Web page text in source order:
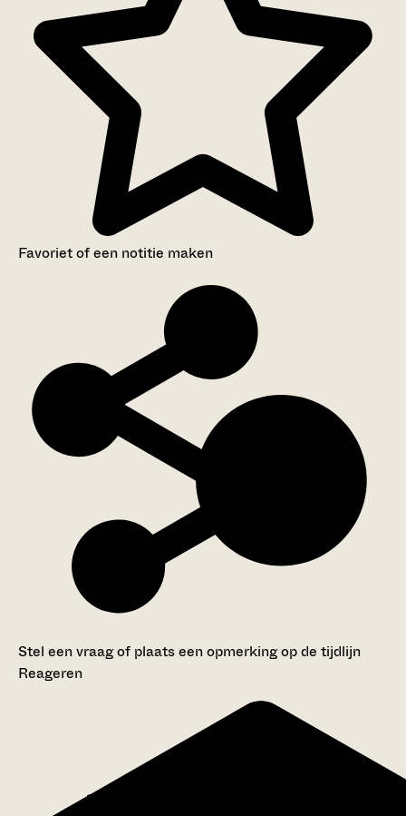
Favoriet of een notitie maken
Stel een vraag of plaats een opmerking op de tijdlijn
Reageren